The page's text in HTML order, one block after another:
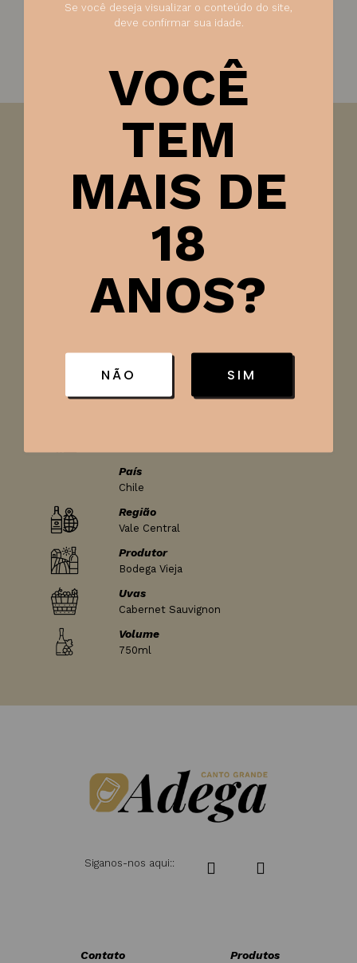
Apresenta uma coloração intensa, refletindo a
Fresco e frutado, com aromas que remetem a
mirtilo, ameixa e cerejas negras.
Possui um final agradável, com taninos suaves
e redondos, resultando em uma experiência de sabor
Harmonização:Ideal para acompanhar pratos à base
Ficha técnica
País
Chile
Região
Vale Central
Produtor
Bodega Vieja
Uvas
Cabernet Sauvignon
Volume
750ml
Siganos-nos aqui::
Contato Produtos
Se você deseja visualizar o conteúdo do site,
deve confirmar sua idade.
VOCÊ
TEM
MAIS DE
18
ANOS?
NÃO SIM